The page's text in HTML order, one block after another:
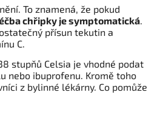
To znamená, že pokud
chřipky je symptomatická.
přísun tekutin a
C.
stupňů Celsia je vhodné podat
nebo ibuprofenu. Kromě toho
z bylinné lékárny. Co pomůže